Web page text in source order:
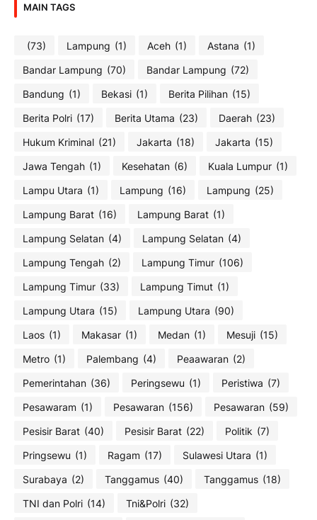
MAIN TAGS
(73) Lampung (1) Aceh (1) Astana (1)
Bandar Lampung (70) Bandar Lampung (72)
Bandung (1) Bekasi (1) Berita Pilihan (15)
Berita Polri (17) Berita Utama (23) Daerah (23)
Hukum Kriminal (21) Jakarta (18) Jakarta (15)
Jawa Tengah (1) Kesehatan (6) Kuala Lumpur (1)
Lampu Utara (1) Lampung (16) Lampung (25)
Lampung Barat (16) Lampung Barat (1)
Lampung Selatan (4) Lampung Selatan (4)
Lampung Tengah (2) Lampung Timur (106)
Lampung Timur (33) Lampung Timut (1)
Lampung Utara (15) Lampung Utara (90)
Laos (1) Makasar (1) Medan (1) Mesuji (15)
Metro (1) Palembang (4) Peaawaran (2)
Pemerintahan (36) Peringsewu (1) Peristiwa (7)
Pesawaram (1) Pesawaran (156) Pesawaran (59)
Pesisir Barat (40) Pesisir Barat (22) Politik (7)
Pringsewu (1) Ragam (17) Sulawesi Utara (1)
Surabaya (2) Tanggamus (40) Tanggamus (18)
TNI dan Polri (14) Tni&Polri (32)